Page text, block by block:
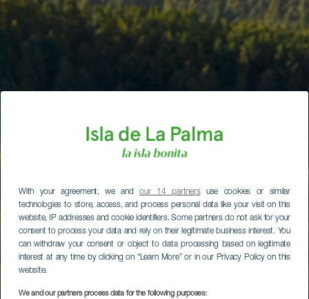
With your agreement, we andour 14 partnersuse cookies or similar
technologies to store, access, and process personal data like your visit on this
website, IP addresses and cookie identifiers. Some partners do not ask for your
consent to process your data and rely on their legitimate business interest. You
can withdraw your consent or object to data processing based on legitimate
interest at any time by clicking on “Learn More” or in our Privacy Policy on this
website.
We and our partners process data for the following purposes: